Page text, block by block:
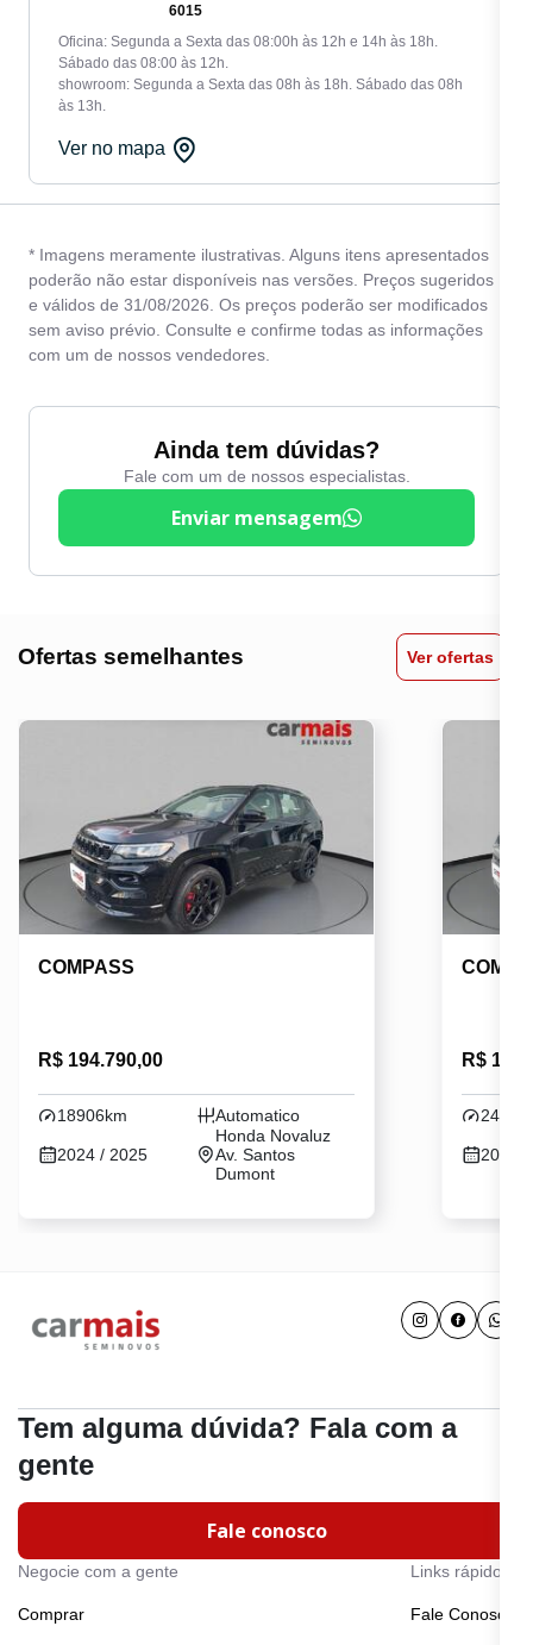
6015
Oficina: Segunda a Sexta das 08:00h às 12h e 14h às 18h.
Sábado das 08:00 às 12h.
showroom: Segunda a Sexta das 08h às 18h. Sábado das 08h
às 13h.
Ver no mapa
* Imagens meramente ilustrativas. Alguns itens apresentados
poderão não estar disponíveis nas versões. Preços sugeridos
e válidos de 31/08/2026. Os preços poderão ser modificados
sem aviso prévio. Consulte e confirme todas as informações
com um de nossos vendedores.
Ainda tem dúvidas?
Fale com um de nossos especialistas.
Enviar mensagem
Ofertas semelhantes Ver ofertas
COMPASS
R$ 194.790,00
18906km Automatico
2024 / 2025
Honda Novaluz
Av. Santos
Dumont
R$
2024 /
Tem alguma dúvida? Fala com a
gente
Fale conosco
Negocie com a gente
Comprar
Links rápidos
Fale Conosco